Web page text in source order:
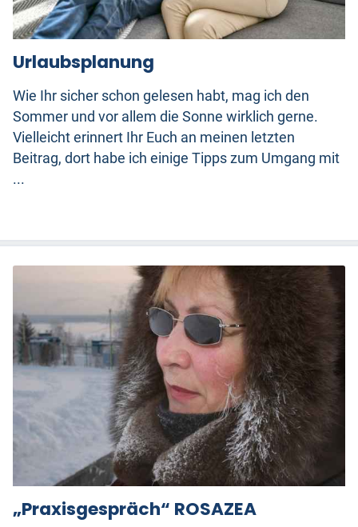
Urlaubsplanung
Wie Ihr sicher schon gelesen habt, mag ich den
Sommer und vor allem die Sonne wirklich gerne.
Vielleicht erinnert Ihr Euch an meinen letzten
Beitrag, dort habe ich einige Tipps zum Umgang mit
...
„Praxisgespräch“ ROSAZEA